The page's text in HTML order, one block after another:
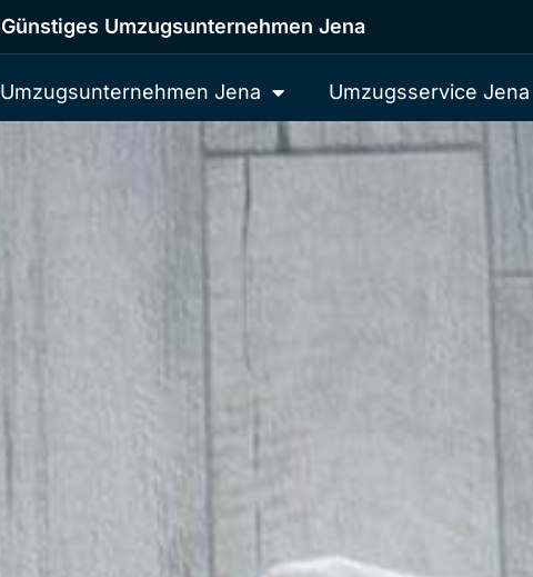
Günstiges Umzugsunternehmen Jena
Umzugsunternehmen Jena Umzugsservice Jena